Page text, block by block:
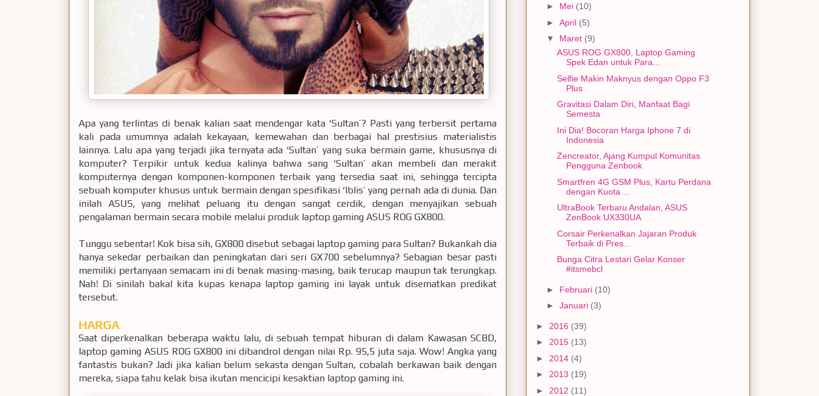
Apa yang terlintas di benak kalian saat mendengar kata ‘Sultan’? Pasti yang terbersit pertama
kali pada umumnya adalah kekayaan, kemewahan dan berbagai hal prestisius materialistis
lainnya. Lalu apa yang terjadi jika ternyata ada ‘Sultan’ yang suka bermain game, khususnya di
komputer? Terpikir untuk kedua kalinya bahwa sang ‘Sultan’ akan membeli dan merakit
komputernya dengan komponen-komponen terbaik yang tersedia saat ini, sehingga tercipta
sebuah komputer khusus untuk bermain dengan spesifikasi ‘Iblis’ yang pernah ada di dunia. Dan
inilah ASUS, yang melihat peluang itu dengan sangat cerdik, dengan menyajikan sebuah
pengalaman bermain secara mobile melalui produk laptop gaming ASUS ROG GX800.
Tunggu sebentar! Kok bisa sih, GX800 disebut sebagai laptop gaming para Sultan? Bukankah dia
hanya sekedar perbaikan dan peningkatan dari seri GX700 sebelumnya? Sebagian besar pasti
memiliki pertanyaan semacam ini di benak masing-masing, baik terucap maupun tak terungkap.
Nah! Di sinilah bakal kita kupas kenapa laptop gaming ini layak untuk disematkan predikat
tersebut.
HARGA
Saat diperkenalkan beberapa waktu lalu, di sebuah tempat hiburan di dalam Kawasan SCBD,
laptop gaming ASUS ROG GX800 ini dibandrol dengan nilai Rp. 95,5 juta saja. Wow! Angka yang
fantastis bukan? Jadi jika kalian belum sekasta dengan Sultan, cobalah berkawan baik dengan
mereka, siapa tahu kelak bisa ikutan mencicipi kesaktian laptop gaming ini.
► Mei (10)
► April (5)
▼ Maret (9)
ASUS ROG GX800, Laptop Gaming
Spek Edan untuk Para...
Selfie Makin Maknyus dengan Oppo F3
Plus
Gravitasi Dalam Diri, Manfaat Bagi
Semesta
Ini Dia! Bocoran Harga Iphone 7 di
Indonesia
Zencreator, Ajang Kumpul Komunitas
Pengguna Zenbook
Smartfren 4G GSM Plus, Kartu Perdana
dengan Kuota ...
UltraBook Terbaru Andalan, ASUS
ZenBook UX330UA
Corsair Perkenalkan Jajaran Produk
Terbaik di Pres...
Bunga Citra Lestari Gelar Konser
#itsmebcl
► Februari (10)
► Januari (3)
► 2016 (39)
► 2015 (13)
► 2014 (4)
► 2013 (19)
► 2012 (11)